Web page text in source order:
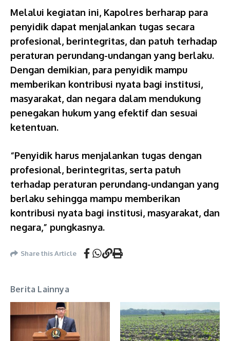
Melalui kegiatan ini, Kapolres berharap para
penyidik dapat menjalankan tugas secara
profesional, berintegritas, dan patuh terhadap
peraturan perundang-undangan yang berlaku.
Dengan demikian, para penyidik mampu
memberikan kontribusi nyata bagi institusi,
masyarakat, dan negara dalam mendukung
penegakan hukum yang efektif dan sesuai
ketentuan.
“Penyidik harus menjalankan tugas dengan
profesional, berintegritas, serta patuh
terhadap peraturan perundang-undangan yang
berlaku sehingga mampu memberikan
kontribusi nyata bagi institusi, masyarakat, dan
negara,” pungkasnya.
Share this Article
Berita Lainnya